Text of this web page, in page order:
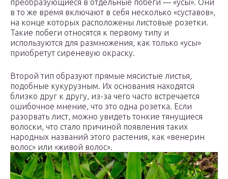
преобразующиеся в отдельные побеги — «усы». Они
в то же время включают в себя несколько «суставов»,
на конце которых расположены листовые розетки.
Такие побеги относятся к первому типу и
используются для размножения, как только «усы»
приобретут сиреневую окраску.
Второй тип образуют прямые мясистые листья,
подобные кукурузным. Их основания находятся
близко друг к другу, из-за чего часто встречается
ошибочное мнение, что это одна розетка. Если
разорвать лист, можно увидеть тонкие тянущиеся
волоски, что стало причиной появления таких
народных названий этого растения, как «венерин
волос» или «живой волос».